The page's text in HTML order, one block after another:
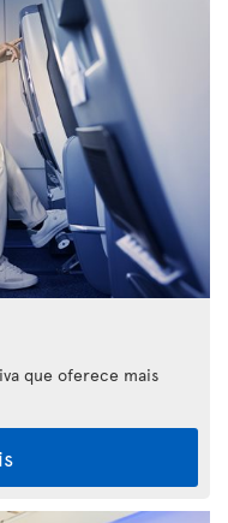
que oferece mais